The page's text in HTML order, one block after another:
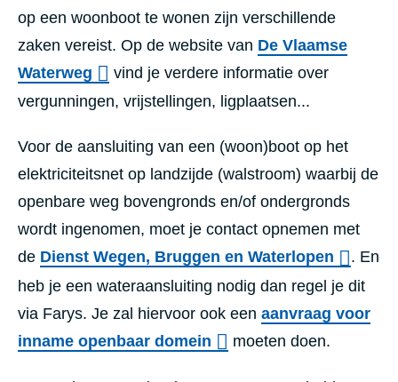
op een woonboot te wonen zijn verschillende
zaken vereist. Op de website van De Vlaamse
Waterweg
vind je verdere informatie over
vergunningen, vrijstellingen, ligplaatsen...
Voor de aansluiting van een (woon)boot op het
elektriciteitsnet op landzijde (walstroom) waarbij de
openbare weg bovengronds en/of ondergronds
wordt ingenomen, moet je contact opnemen met
de Dienst Wegen, Bruggen en Waterlopen . En
heb je een wateraansluiting nodig dan regel je dit
via Farys. Je zal hiervoor ook een aanvraag voor
inname openbaar domein
moeten doen.